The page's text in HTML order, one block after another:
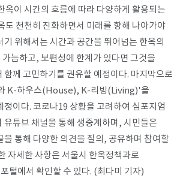
옥이 시간의 흐름에 따라 다양하게 활용되는
도 천천히 진화하면서 미래를 향해 나아가야
기 위해서는 시간과 공간을 뛰어넘는 한옥의
가늠하고, 보편성에 한계가 있다면 그것을
함께 고민하기를 권유할 예정이다. 마지막으로
K-하우스(House), K-리빙(Living)'을
정이다. 코로나19 상황을 고려하여 심포지엄
유튜브 채널을 통해 생중계하며, 시민들은
을 통해 다양한 의견을 질의, 공유하며 참여할
자세한 사항은 서울시 한옥정책과로
털에서 확인할 수 있다. (최다미 기자)